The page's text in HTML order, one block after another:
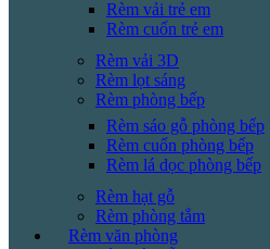
Rèm vải trẻ em
Rèm cuốn trẻ em
Rèm vải 3D
Rèm lọt sáng
Rèm phòng bếp
Rèm sáo gỗ phòng bếp
Rèm cuốn phòng bếp
Rèm lá dọc phòng bếp
Rèm hạt gỗ
Rèm phòng tắm
Rèm văn phòng